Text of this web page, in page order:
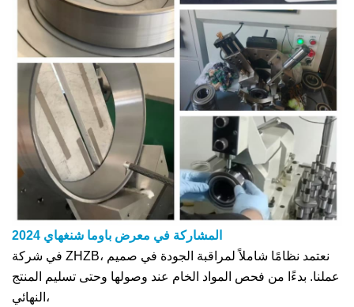
المشاركة في معرض باوما شنغهاي 2024
في شركة ZHZB، نعتمد نظامًا شاملاً لمراقبة الجودة في صميم
عملنا. بدءًا من فحص المواد الخام عند وصولها وحتى تسليم المنتج
النهائي،